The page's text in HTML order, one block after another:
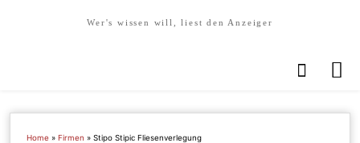
Wer's wissen will, liest den Anzeiger
Home »Firmen »Stipo Stipic Fliesenverlegung